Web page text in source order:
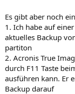
Es gibt aber noch
1. Ich habe auf
aktuelles Backup
partiton
2. Acronis True
durch F11 Taste
ausführen kann. Er
Backup darauf